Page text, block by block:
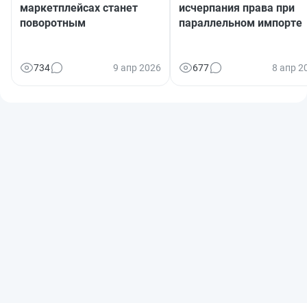
маркетплейсах станет
поворотным
734 9 апр 2026
исчерпания права при
параллельном импорте
677 8 апр